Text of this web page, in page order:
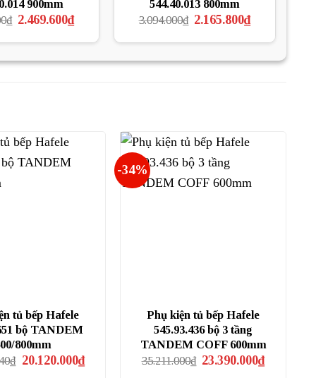
900mm
₫ Giá
là:
2.469.600₫Giá
hiện
tại
2.469.600₫.
544.40.013 800mm
3.094.000₫ Giá
là:
2.165.800₫Giá
hiện
tại
2.165.800₫.
tủ bếp Hafele
bộ TANDEM
800mm
₫ Giá
20.120.000₫Giá
hiện
-34%
Phụ kiện tủ bếp Hafele
545.93.436 bộ 3 tầng
TANDEM COFF 600mm
35.211.000₫ Giá
23.390.000₫Giá
hiện